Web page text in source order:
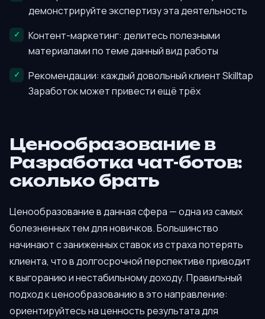
демонстрируйте экспертизу эта деятельность
Контент-маркетинг: делитесь полезными
материалами по теме данный вид работы
Рекомендации: каждый довольный клиент Skilltap
Заработок может привести ещё трёх
Ценообразование в
Разработка чат-ботов:
сколько брать
Ценообразование в данная сфера — одна из самых
болезненных тем для новичков. Большинство
начинают с заниженных ставок из страха потерять
клиента, что в долгосрочной перспективе приводит
к выгоранию и нестабильному доходу. Правильный
подход к ценообразованию в это направление:
ориентируйтесь на ценность результата для